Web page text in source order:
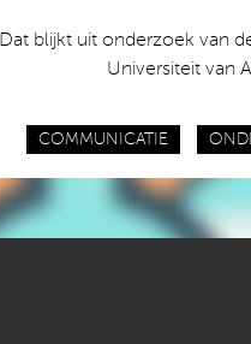
Dat blijkt uit onderzoek van
Universiteit van
COMMUNICATIE